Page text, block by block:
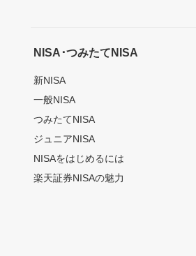
NISA･つみたてNISA
新NISA
一般NISA
つみたてNISA
ジュニアNISA
NISAをはじめるには
楽天証券NISAの魅力